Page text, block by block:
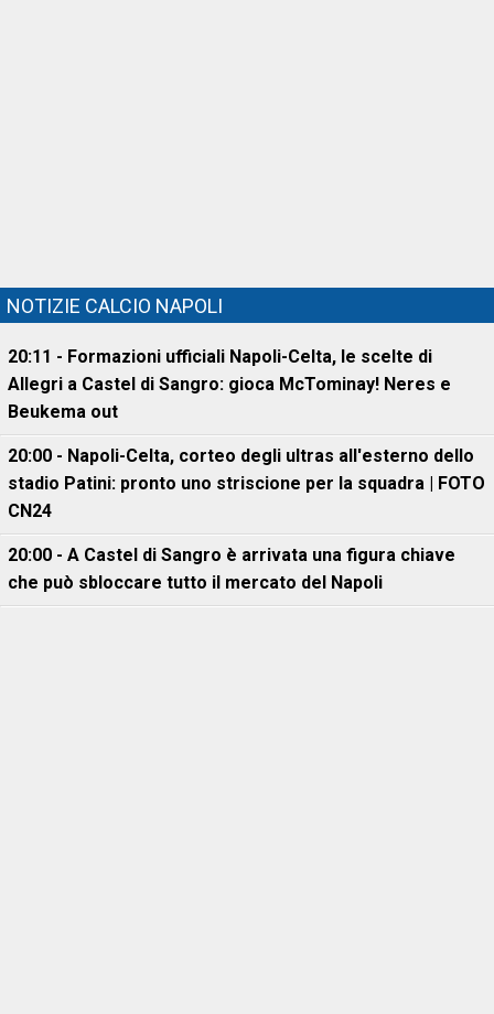
NOTIZIE CALCIO NAPOLI
20:11 - Formazioni ufficiali Napoli-Celta, le scelte di
Allegri a Castel di Sangro: gioca McTominay! Neres e
Beukema out
20:00 - Napoli-Celta, corteo degli ultras all'esterno dello
stadio Patini: pronto uno striscione per la squadra | FOTO
CN24
20:00 - A Castel di Sangro è arrivata una figura chiave
che può sbloccare tutto il mercato del Napoli